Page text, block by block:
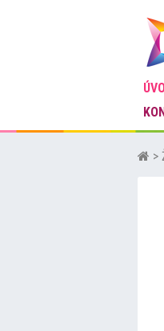
>